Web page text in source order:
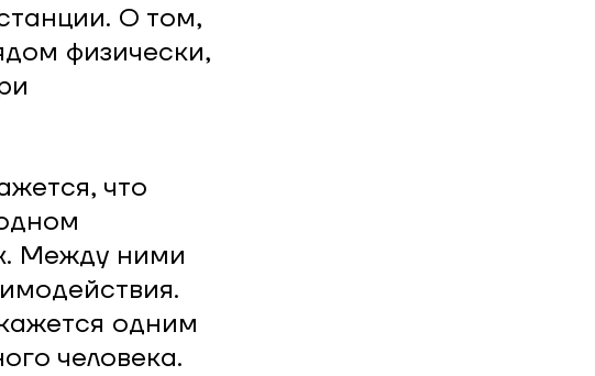
О том,
физически,
что
Между ними
одним
человека.